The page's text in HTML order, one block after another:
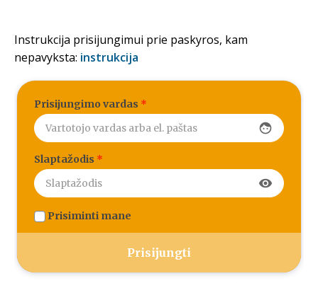
Instrukcija prisijungimui prie paskyros, kam
nepavyksta: instrukcija
Prisijungimo vardas *
face
Slaptažodis *
visibility
Prisiminti mane